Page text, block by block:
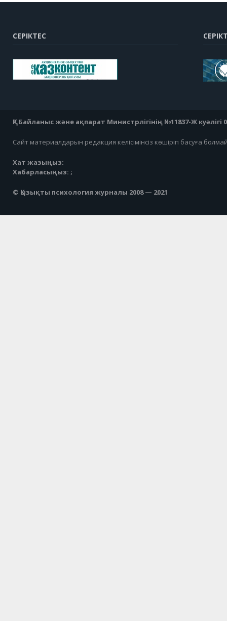
СЕРІКТЕС
ҚР Байланыс және ақпарат Министрлігінің №11837-Ж куәлігі
Сайт материалдарын редакция келісімінсіз көшіріп басуға
Хат жазыңыз:
Хабарласыңыз: ;
© Қызықты психология журналы 2008 — 2021